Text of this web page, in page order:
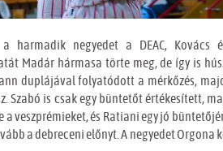
harmadik negyedet a DEAC, Kovács
Madár hármasa törte meg, de így is
duplájával folyatódott a mérkőzés,
Szabó is csak egy büntetőt értékesített,
veszprémieket, és Ratiani egy jó
a debreceni előnyt. A negyedet Orgona